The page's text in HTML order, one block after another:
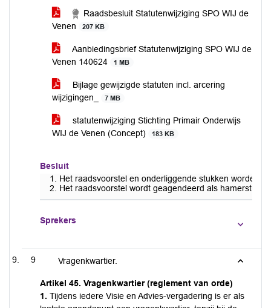
Raadsbesluit Statutenwijziging SPO WIJ de
Venen
207 KB
Aanbiedingsbrief Statutenwijziging SPO WIJ de
Venen 140624
1 MB
Bijlage gewijzigde statuten incl. arcering
wijzigingen_
7 MB
statutenwijziging Stichting Primair Onderwijs
WIJ de Venen (Concept)
183 KB
Besluit
Het raadsvoorstel en onderliggende stukken worden
Het raadsvoorstel wordt geagendeerd als hamerstuk.
Sprekers
9 Vragenkwartier.
Artikel 45. Vragenkwartier (reglement van orde)
1. Tijdens iedere Visie en Advies-vergadering is er als